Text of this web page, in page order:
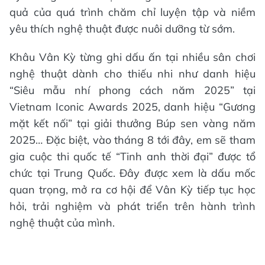
quả của quá trình chăm chỉ luyện tập và niềm
yêu thích nghệ thuật được nuôi dưỡng từ sớm.
Khâu Vân Kỳ từng ghi dấu ấn tại nhiều sân chơi
nghệ thuật dành cho thiếu nhi như danh hiệu
“Siêu mẫu nhí phong cách năm 2025” tại
Vietnam Iconic Awards 2025, danh hiệu “Gương
mặt kết nối” tại giải thưởng Búp sen vàng năm
2025… Đặc biệt, vào tháng 8 tới đây, em sẽ tham
gia cuộc thi quốc tế “Tinh anh thời đại” được tổ
chức tại Trung Quốc. Đây được xem là dấu mốc
quan trọng, mở ra cơ hội để Vân Kỳ tiếp tục học
hỏi, trải nghiệm và phát triển trên hành trình
nghệ thuật của mình.